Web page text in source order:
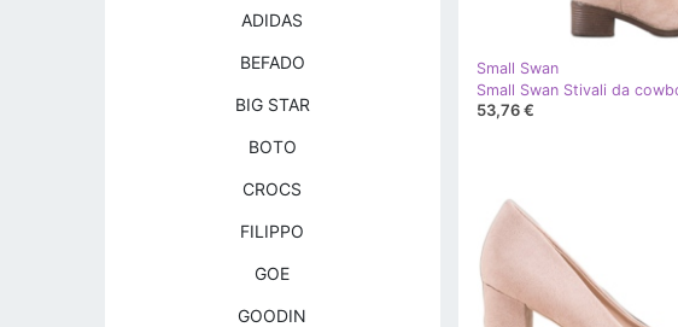
Small Swan
53,76 €
ADIDAS
BEFADO
BIG STAR
BOTO
CROCS
FILIPPO
GOE
GOODIN